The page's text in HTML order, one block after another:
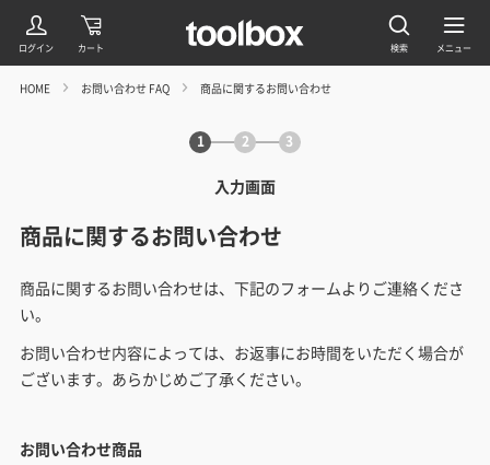
HOME お問い合わせ FAQ 商品に関するお問い合わせ
1 2 3
入力画面
商品に関するお問い合わせ
商品に関するお問い合わせは、下記のフォームよりご連絡くださ
い。
お問い合わせ内容によっては、お返事にお時間をいただく場合が
ございます。あらかじめご了承ください。
お問い合わせ商品